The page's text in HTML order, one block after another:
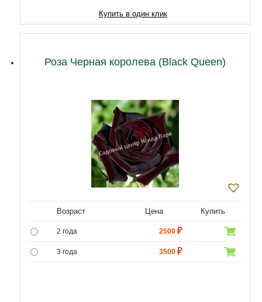
Купить в один клик
Роза Черная королева (Black Queen)
Возраст Цена Купить
2 года 2500
3 года 3500